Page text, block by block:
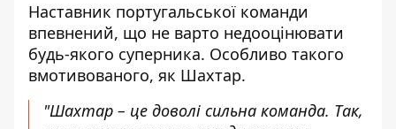
Наставник португальської команди
впевнений, що не варто недооцінювати
будь-якого суперника. Особливо такого
вмотивованого, як Шахтар.
"Шахтар – це доволі сильна команда. Так,